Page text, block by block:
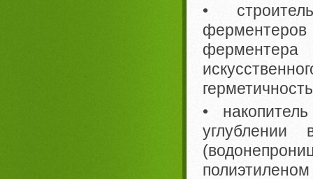
•
ферментеров
герметичность
•
углублении